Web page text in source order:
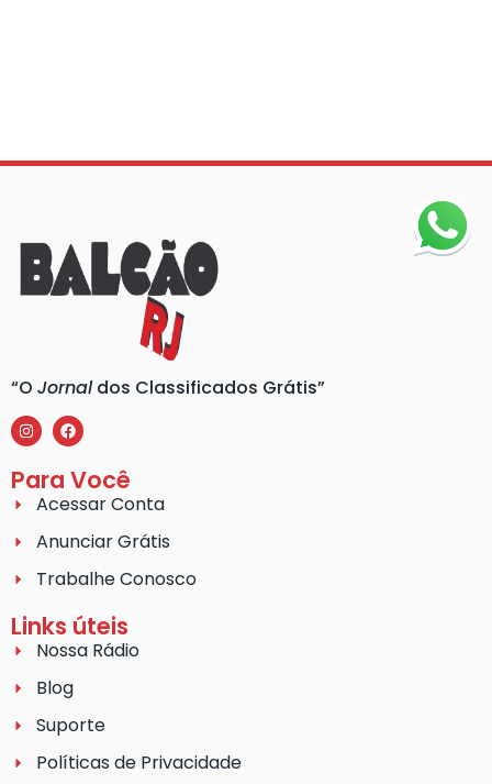
“O Jornaldos Classificados Grátis”
Para Você
Acessar Conta
Anunciar Grátis
Trabalhe Conosco
Links úteis
Nossa Rádio
Blog
Suporte
Políticas de Privacidade